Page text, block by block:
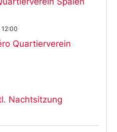
Quartierverein
12:00
Nachtsitzung